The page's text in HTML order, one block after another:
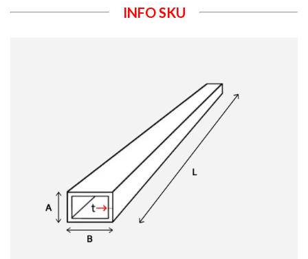
INFO SKU